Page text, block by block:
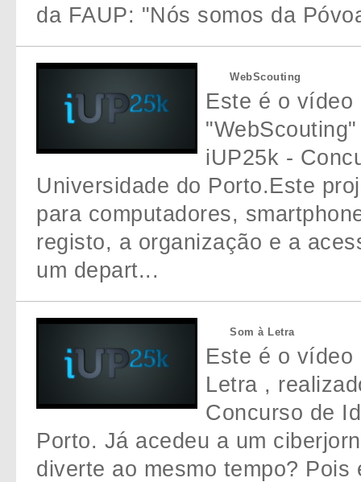
da FAUP: "Nós somos da
WebScouting
Este é o vídeo
iUP25k -
Universidade do Porto.Este
para computadores,
registo, a organização e a
um depart...
Som à Letra
Este é o vídeo
Letra ,
Concurso de
Porto. Já acedeu a um
diverte ao mesmo tempo?